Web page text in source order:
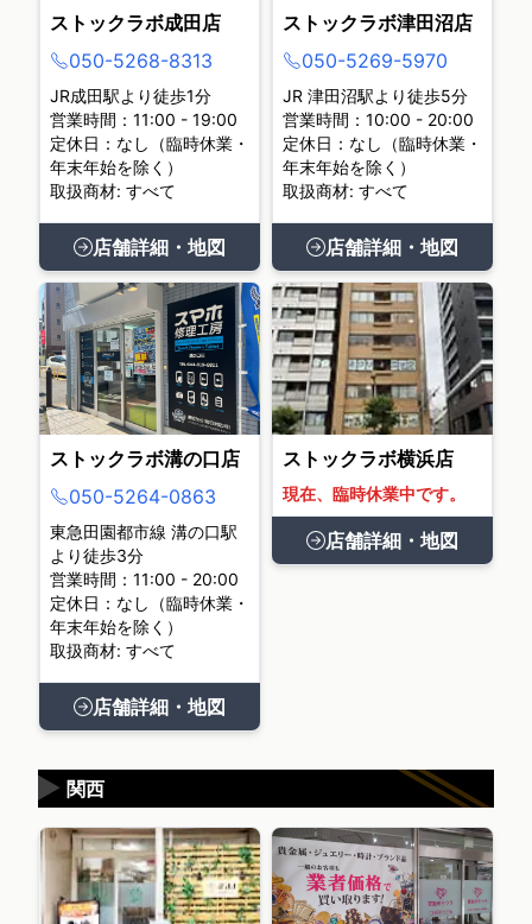
ストックラボ成田店
050-5268-8313
JR成田駅より徒歩1分
営業時間：11:00 - 19:00
定休日：なし（臨時休業・
年末年始を除く）
取扱商材: すべて
店舗詳細・地図
ストックラボ津田沼店
050-5269-5970
JR 津田沼駅より徒歩5分
営業時間：10:00 - 20:00
定休日：なし（臨時休業・
年末年始を除く）
取扱商材: すべて
店舗詳細・地図
ストックラボ溝の口店
050-5264-0863
東急田園都市線 溝の口駅
より徒歩3分
営業時間：11:00 - 20:00
定休日：なし（臨時休業・
年末年始を除く）
取扱商材: すべて
店舗詳細・地図
ストックラボ横浜店
現在、臨時休業中です。
店舗詳細・地図
関西
▶